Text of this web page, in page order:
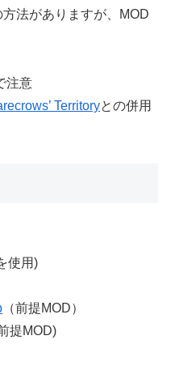
法がありますが、MOD
注意
Territoryとの併用
使用)
（前提MOD）
提MOD)